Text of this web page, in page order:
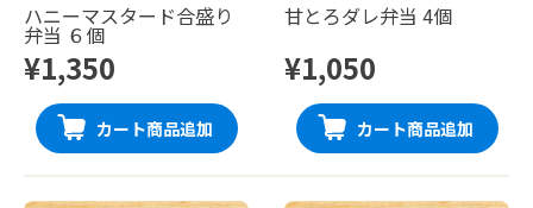
ハニーマスタード合盛り
弁当 ６個
¥1,350
カート商品追加
甘とろダレ弁当 4個
¥1,050
カート商品追加